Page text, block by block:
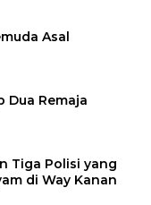
Asal
Dua Remaja
Tiga Polisi yang
di Way Kanan